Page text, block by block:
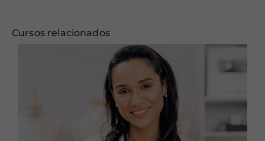
Cursos relacionados